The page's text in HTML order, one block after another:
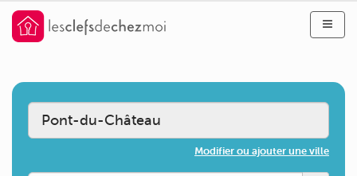
Modifier ou ajouter une ville